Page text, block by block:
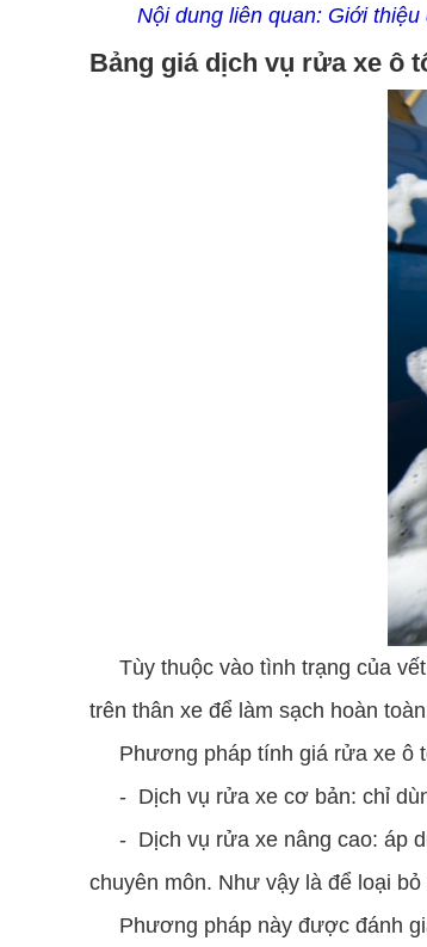
Nội dung liên quan: Giới thiệu
Bảng giá dịch vụ rửa xe ô
Tùy thuộc vào tình trạng của vết
trên thân xe để làm sạch hoàn
Phương pháp tính giá rửa xe ô
- Dịch vụ rửa xe cơ bản: chỉ
- Dịch vụ rửa xe nâng cao: áp
chuyên môn. Như vậy là để loại
Phương pháp này được đánh